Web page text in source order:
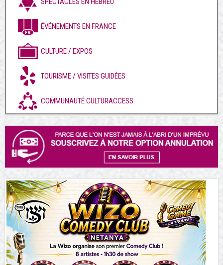
ÉVÉNEMENTS EN FRANCE
CULTURE / EXPOS
TOURISME / VISITES GUIDÉES
COMMUNAUTÉ CULTURACCESS